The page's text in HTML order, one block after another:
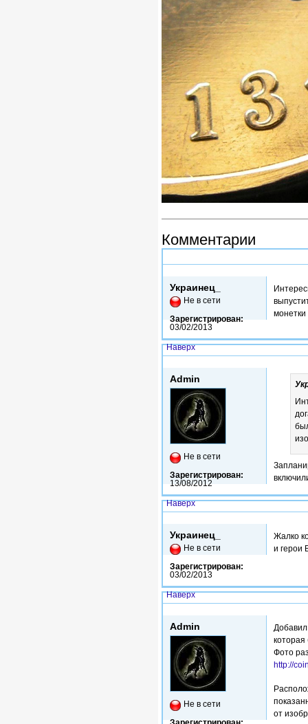
Комментарии
Украинец_
Не в сети
Зарегистрирован:
03/02/2013
Наверх
Admin
Не в сети
Зарегистрирован:
13/08/2012
Наверх
Украинец_
Не в сети
Зарегистрирован:
03/02/2013
Жалко
и герои
Наверх
Admin
Не в сети
Фото
http://
от